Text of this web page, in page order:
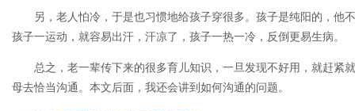
另，老人怕冷，于是也习惯地给孩子穿很多。孩子是纯阳的，他
孩子一运动，就容易出汗，汗凉了，孩子一热一冷，反倒更易生病。
总之，老一辈传下来的很多育儿知识，一旦发现不好用，就赶紧
母去恰当沟通。本文后面，我还会讲到如何沟通的问题。